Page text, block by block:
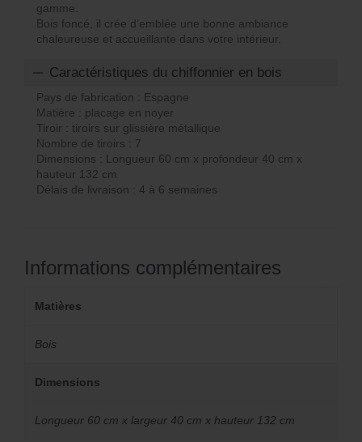
gamme.
Bois foncé, il crée d’emblée une bonne ambiance
chaleureuse et accueillante dans votre intérieur.
Caractéristiques du chiffonnier en bois
Pays de fabrication : Espagne
Matière : placage en noyer
Tiroir : tiroirs sur glissière métallique
Nombre de tiroirs : 7
Dimensions : Longueur 60 cm x profondeur 40 cm x
hauteur 132 cm
Délais de livraison : 4 à 6 semaines
Informations complémentaires
Matières
Bois
Dimensions
Longueur 60 cm x largeur 40 cm x hauteur 132 cm